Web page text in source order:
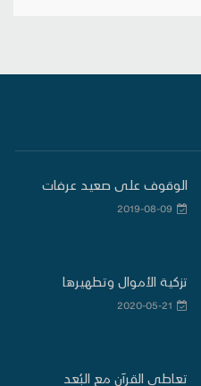
الوقوف على صعيد عرفات
2019-08-09
تزكية الأموال وتطهيرها
2020-05-21
تعاطي القرآن مع البُعد